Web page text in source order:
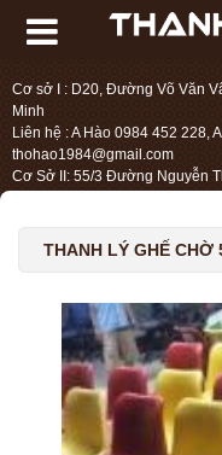
Cơ sở I : D20, Đường Võ Văn
Minh
Liên hệ : A Hào 0984 452 228,
thohao1984@gmail.com
Cơ Sở II: 55/3 Đường Nguyễn
THANH LÝ GHẾ CHỜ